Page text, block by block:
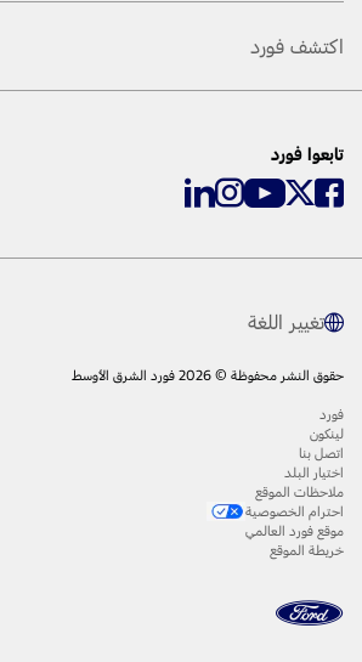
اكتشف فورد
تابعوا فورد
تغيير اللغة
حقوق النشر محفوظة © 2026 فورد الشرق الأوسط
فورد
لينكون
اتصل بنا
اختيار البلد
ملاحظات الموقع
احترام الخصوصية
موقع فورد العالمي
خريطة الموقع